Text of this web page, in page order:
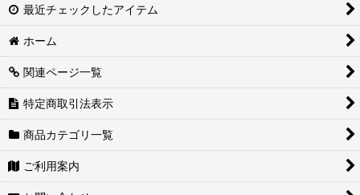
最近チェックしたアイテム
ホーム
関連ページ一覧
特定商取引法表示
商品カテゴリ一覧
ご利用案内